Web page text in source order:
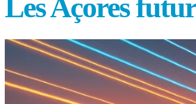
Les Açores